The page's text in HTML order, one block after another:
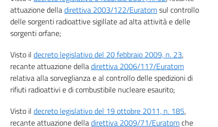
30
31
32
33
34
35
Titolo VI
TRASPORTO E DETENZIONE
36
attuazione delladirettiva 2003/122/Euratomsul controllo
delle sorgenti radioattive sigillate ad alta attività e delle
sorgenti orfane;
Visto il decreto legislativo del 20 febbraio 2009, n. 23,
recante attuazione delladirettiva 2006/117/Euratom
relativa alla sorveglianza e al controllo delle spedizioni di
rifiuti radioattivi e di combustibile nucleare esaurito;
Visto il decreto legislativo del 19 ottobre 2011, n. 185,
recante attuazione delladirettiva 2009/71/Euratomche